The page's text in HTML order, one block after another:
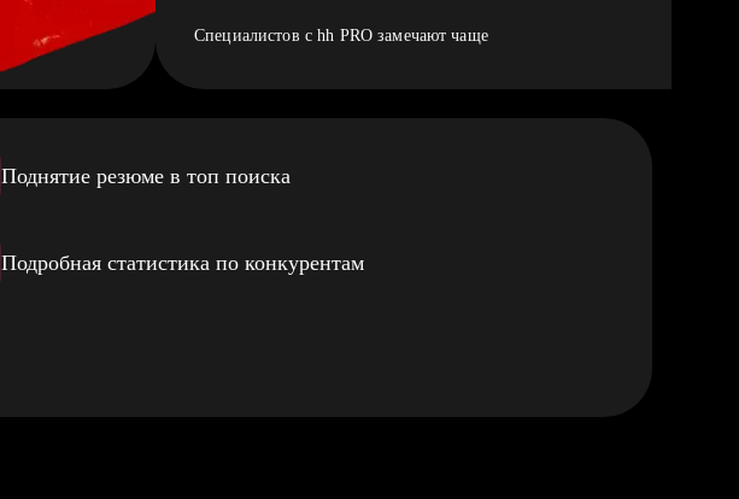
Специалистов с hh PRO замечают чаще
Поднятие резюме в топ поиска
Подробная статистика по конкурентам